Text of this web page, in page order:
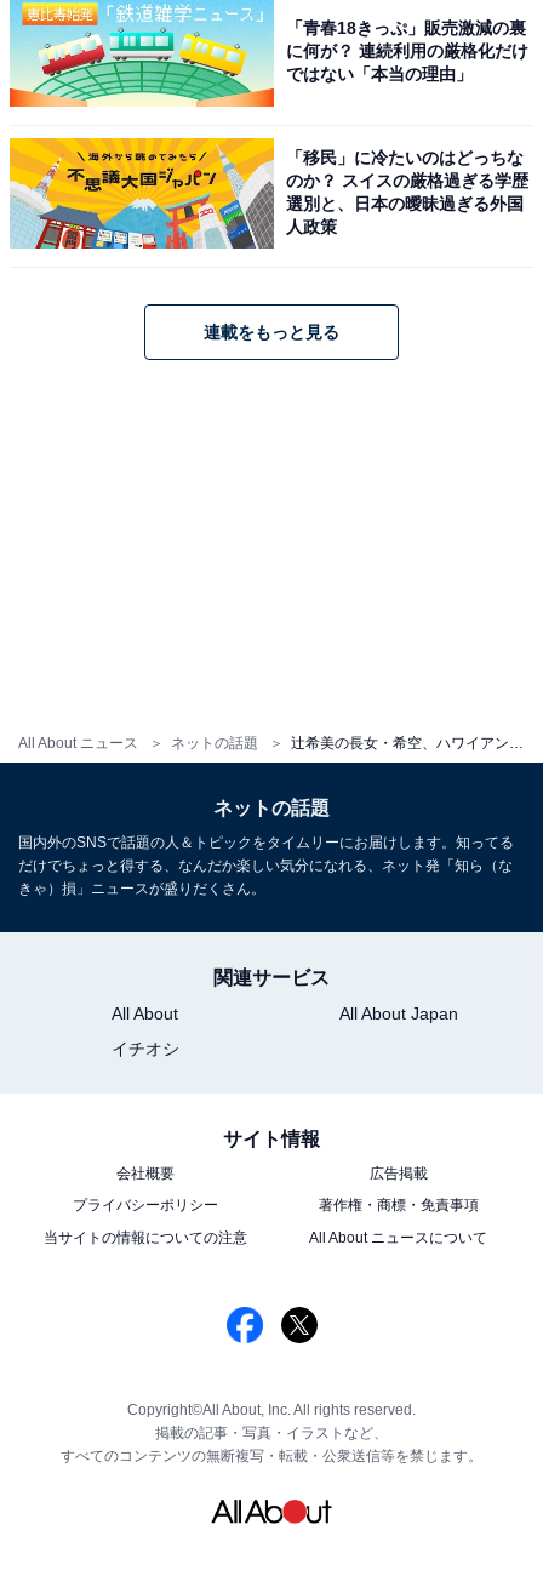
All About ニュース ネットの話題 辻希美の長女・希空、ハワイアンでキュートな肩出しプライベート写真公開「コナズ珈琲だーいすき!!」
「青春18きっぷ」販売激減の裏
に何が？ 連続利用の厳格化だけ
ではない「本当の理由」
「移民」に冷たいのはどっちな
のか？ スイスの厳格過ぎる学歴
選別と、日本の曖昧過ぎる外国
人政策
連載をもっと見る
ネットの話題
国内外のSNSで話題の人＆トピックをタイムリーにお届けします。知ってる
だけでちょっと得する、なんだか楽しい気分になれる、ネット発「知ら（な
きゃ）損」ニュースが盛りだくさん。
関連サービス
All About
All About Japan
イチオシ
サイト情報
会社概要
広告掲載
プライバシーポリシー
著作権・商標・免責事項
当サイトの情報についての注意
All About ニュースについて
Copyright©All About, Inc. All rights reserved.
掲載の記事・写真・イラストなど、
すべてのコンテンツの無断複写・転載・公衆送信等を禁じます。